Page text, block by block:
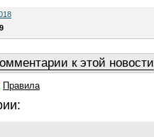
к этой новости
Правила